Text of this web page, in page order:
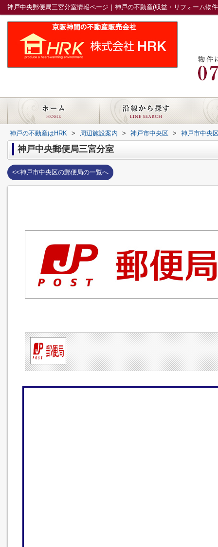
神戸中央郵便局三宮分室情報ページ｜神戸の不動産(収益・リフォーム物
神戸の不動産はHRK > 周辺施設案内 > 神戸市中央区 > 神戸市中央
神戸中央郵便局三宮分室
<<神戸市中央区の郵便局の一覧へ